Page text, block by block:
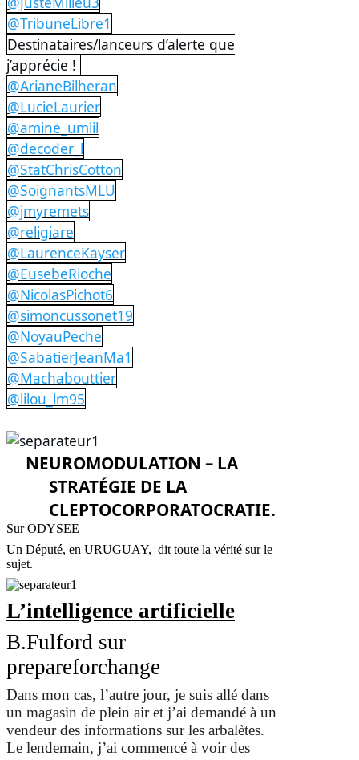
@TribuneLibre1
Destinataires/lanceurs d’alerte que
j’apprécie !
@ArianeBilheran
@LucieLaurier
@amine_umlil
@decoder_l
@StatChrisCotton
@SoignantsMLU
@jmyremets
@religiare
@LaurenceKayser
@EusebeRioche
@NicolasPichot6
@simoncussonet19
@NoyauPeche
@SabatierJeanMa1
@Machabouttier
@lilou_lm95
NEUROMODULATION – LA
STRATÉGIE DE LA
CLEPTOCORPORATOCRATIE.
Sur ODYSEE
Un Député, en URUGUAY, dit toute la vérité sur le
sujet.
L’intelligence artificielle
B.Fulford sur
prepareforchange
Dans mon cas, l’autre jour, je suis allé dans
un magasin de plein air et j’ai demandé à un
vendeur des informations sur les arbalètes.
Le lendemain, j’ai commencé à voir des